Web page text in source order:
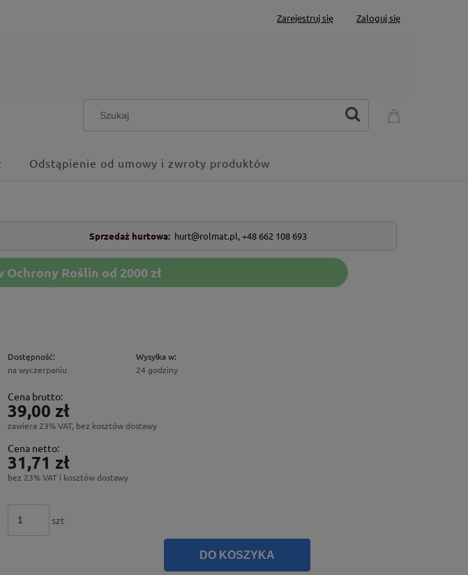
Zarejestruj się Zaloguj się
Odstąpienie od umowy i zwroty produktów
Sprzedaż hurtowa: hurt@rolmat.pl,+48 662 108 693
Roślin od 2000 zł
Dostępność:
na wyczerpaniu
Wysyłka w:
24 godziny
Cena brutto:
39,00 zł
zawiera 23% VAT, bez kosztów dostawy
Cena netto:
31,71 zł
bez 23% VAT i kosztów dostawy
szt
DO KOSZYKA